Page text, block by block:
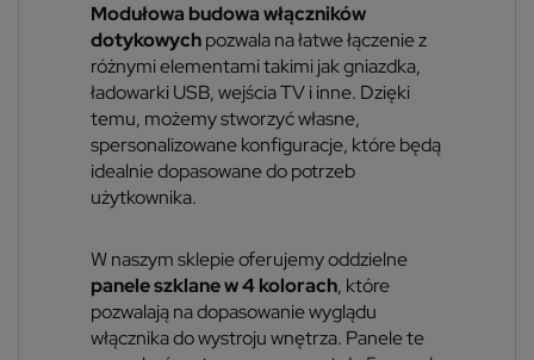
Modułowa budowa włączników
dotykowychpozwala na łatwe łączenie z
różnymi elementami takimi jak gniazdka,
ładowarki USB, wejścia TV i inne. Dzięki
temu, możemy stworzyć własne,
spersonalizowane konfiguracje, które będą
idealnie dopasowane do potrzeb
użytkownika.
W naszym sklepie oferujemy oddzielne
panele szklane w 4 kolorach, które
pozwalają na dopasowanie wyglądu
włącznika do wystroju wnętrza. Panele te